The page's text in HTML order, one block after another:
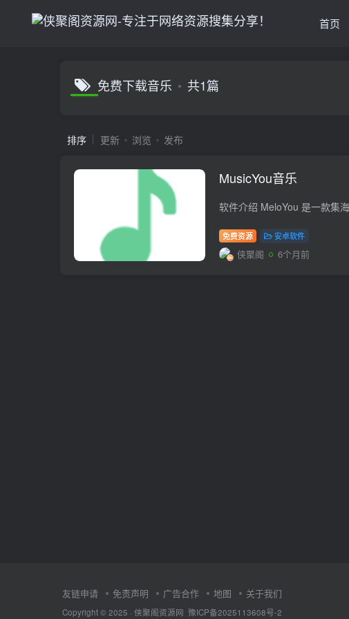
首页
免费下载音乐 共1篇
排序 更新 浏览 发布
MusicYou音乐
免费资源 安卓软件
侠聚阁 6个月前
友链申请 免责声明 广告合作 地图 关于我们
Copyright © 2025 · 侠聚阁资源网 豫ICP备2025113608号-2